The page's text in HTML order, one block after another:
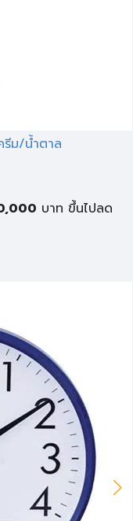
รีม/น้ำตาล
บาท ขึ้นไปลด